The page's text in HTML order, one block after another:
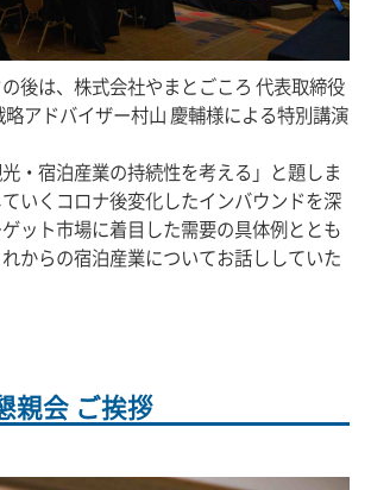
後は、株式会社やまとごころ 代表取締役
アドバイザー村山 慶輔様による特別講演
・宿泊産業の持続性を考える」と題しま
いくコロナ後変化したインバウンドを深
ット市場に着目した需要の具体例ととも
からの宿泊産業についてお話ししていた
親会 ご挨拶